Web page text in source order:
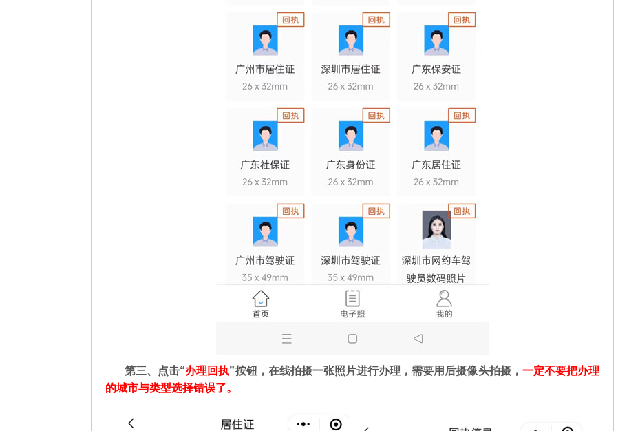
第三、点击“办理回执”按钮，在线拍摄一张照片进行办理，需要用后摄像头拍摄， 一定不要把办理
的城市与类型选择错误了。